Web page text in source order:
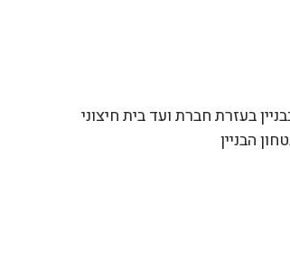
בעזרת חברת ועד בית חיצוני
הבניין